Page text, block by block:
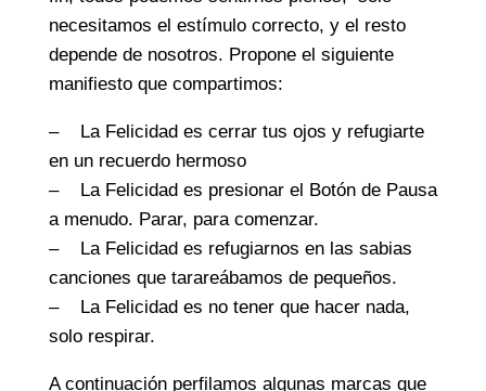
necesitamos el estímulo correcto, y el resto
depende de nosotros. Propone el siguiente
manifiesto que compartimos:
– La Felicidad es cerrar tus ojos y refugiarte
en un recuerdo hermoso
– La Felicidad es presionar el Botón de Pausa
a menudo. Parar, para comenzar.
– La Felicidad es refugiarnos en las sabias
canciones que tarareábamos de pequeños.
– La Felicidad es no tener que hacer nada,
solo respirar.
A continuación perfilamos algunas marcas que